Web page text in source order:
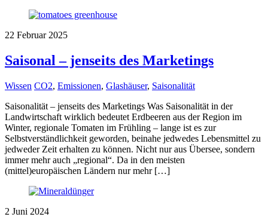
22 Februar 2025
Saisonal – jenseits des Marketings
Wissen CO2, Emissionen, Glashäuser, Saisonalität
Saisonalität – jenseits des Marketings Was Saisonalität in der
Landwirtschaft wirklich bedeutet Erdbeeren aus der Region im
Winter, regionale Tomaten im Frühling – lange ist es zur
Selbstverständlichkeit geworden, beinahe jedwedes Lebensmittel zu
jedweder Zeit erhalten zu können. Nicht nur aus Übersee, sondern
immer mehr auch „regional“. Da in den meisten
(mittel)europäischen Ländern nur mehr […]
2 Juni 2024